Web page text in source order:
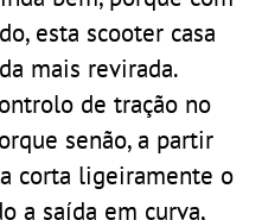
esta scooter casa
mais revirada.
de tração no
senão, a partir
corta ligeiramente o
a saída em curva,